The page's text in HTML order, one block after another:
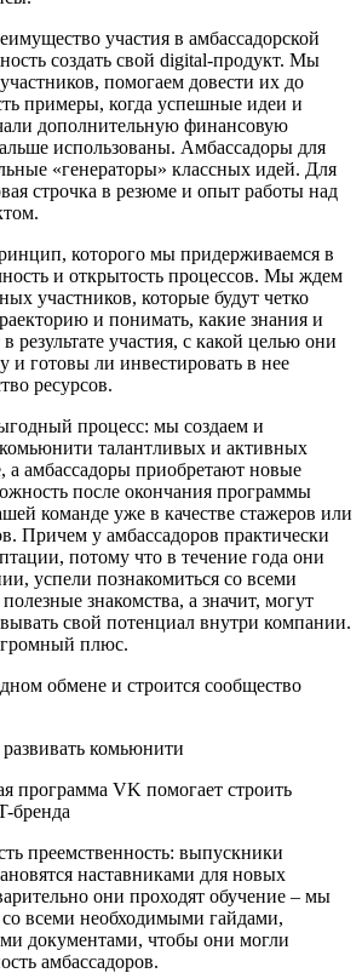
участия в амбассадорской
создать свой digital-продукт. Мы
помогаем довести их до
примеры, когда успешные идеи и
дополнительную финансовую
использованы. Амбассадоры для
«генераторы» классных идей. Для
строчка в резюме и опыт работы над
которого мы придерживаемся в
и открытость процессов. Мы ждем
участников, которые будут четко
и понимать, какие знания и
результате участия, с какой целью они
и готовы ли инвестировать в нее
ресурсов.
процесс: мы создаем и
талантливых и активных
а амбассадоры приобретают новые
после окончания программы
команде уже в качестве стажеров или
Причем у амбассадоров практически
потому что в течение года они
успели познакомиться со всеми
знакомства, а значит, могут
свой потенциал внутри компании.
плюс.
обмене и строится сообщество
комьюнити
преемственность: выпускники
наставниками для новых
они проходят обучение – мы
всеми необходимыми гайдами,
документами, чтобы они могли
амбассадоров.